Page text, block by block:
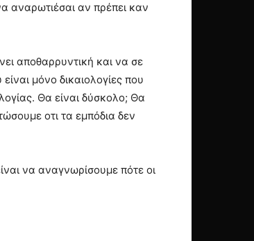
αναρωτιέσαι αν πρέπει καν
αποθαρρυντική και να σε
μόνο δικαιολογίες που
Θα είναι δύσκολο; Θα
οτι τα εμπόδια δεν
να αναγνωρίσουμε πότε οι